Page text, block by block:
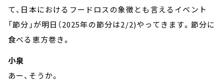
て、日本におけるフードロスの象徴とも言えるイベント
「節分」が明日（2025年の節分は2/2)やってきます。節分に
食べる恵方巻き。
小泉
あー、そうか。